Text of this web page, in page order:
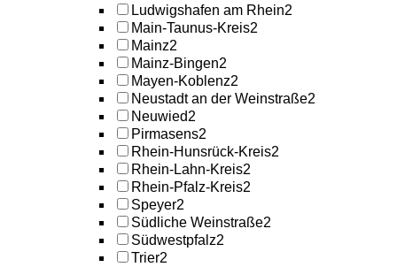
Ludwigshafen am Rhein2
Main-Taunus-Kreis2
Mainz2
Mainz-Bingen2
Mayen-Koblenz2
Neustadt an der Weinstraße2
Neuwied2
Pirmasens2
Rhein-Hunsrück-Kreis2
Rhein-Lahn-Kreis2
Rhein-Pfalz-Kreis2
Speyer2
Südliche Weinstraße2
Südwestpfalz2
Trier2